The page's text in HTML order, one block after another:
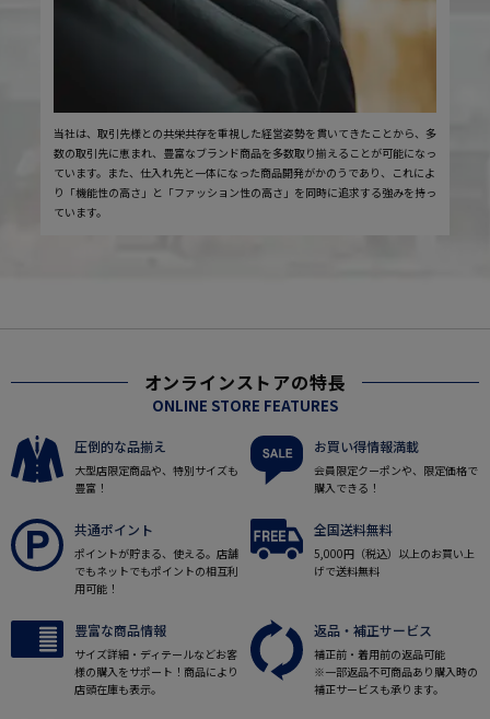
当社は、取引先様との共栄共存を重視した経営姿勢を貫いてきたことから、多
数の取引先に恵まれ、豊富なブランド商品を多数取り揃えることが可能になっ
ています。また、仕入れ先と一体になった商品開発がかのうであり、これによ
り「機能性の高さ」と「ファッション性の高さ」を同時に追求する強みを持っ
ています。
オンラインストアの特長
ONLINE STORE FEATURES
圧倒的な品揃え
大型店限定商品や、特別サイズも
豊富！
お買い得情報満載
会員限定クーポンや、限定価格で
購入できる！
共通ポイント
ポイントが貯まる、使える。店舗
でもネットでもポイントの相互利
用可能！
全国送料無料
5,000円（税込）以上のお買い上
げで送料無料
豊富な商品情報
サイズ詳細・ディテールなどお客
様の購入をサポート！商品により
店頭在庫も表示。
返品・補正サービス
補正前・着用前の返品可能
※一部返品不可商品あり購入時の
補正サービスも承ります。